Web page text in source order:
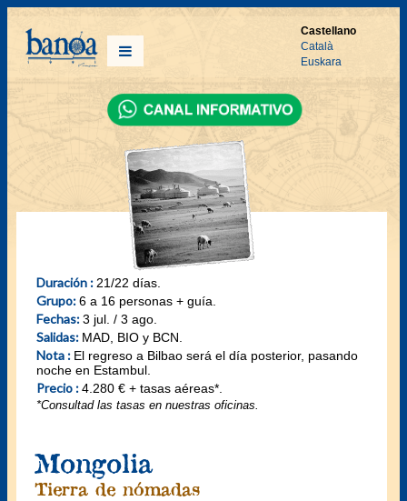
Castellano
Català
Euskara
Mongolia
Tierra de nómadas
Duración : 21/22 días.
Grupo:6 a 16 personas + guía.
Fechas:3 jul. / 3 ago.
Salidas: MAD, BIO y BCN.
Nota : El regreso a Bilbao será el día posterior, pasando
noche en Estambul.
Precio :4.280 € + tasas aéreas*.
*Consultad las tasas en nuestras oficinas.